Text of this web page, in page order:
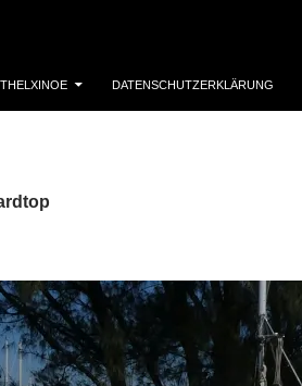
DATENSCHUTZERKLÄRUNG